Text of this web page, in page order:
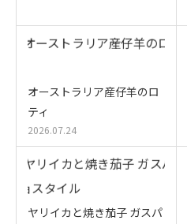
オーストラリア産仔羊のロ
ティ
2026.07.24
ヤリイカと焼き茄子 ガスパ